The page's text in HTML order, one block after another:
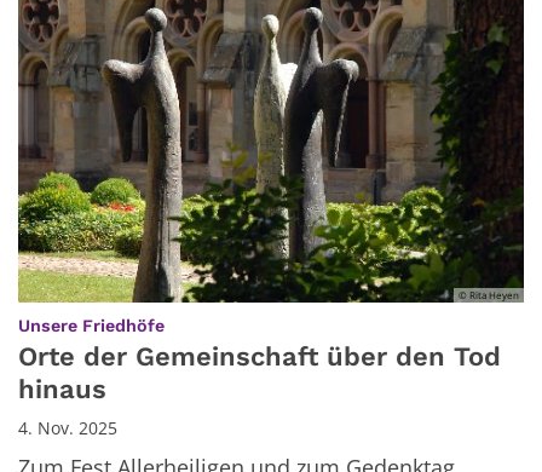
© Rita Heyen
Unsere Friedhöfe:
Orte der Gemeinschaft über den Tod
hinaus
4. Nov. 2025